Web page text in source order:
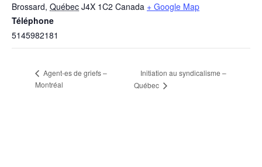
Brossard, Québec J4X 1C2 Canada + Google Map
Téléphone
5145982181
Agent-es de griefs –
Montréal
Initiation au syndicalisme –
Québec